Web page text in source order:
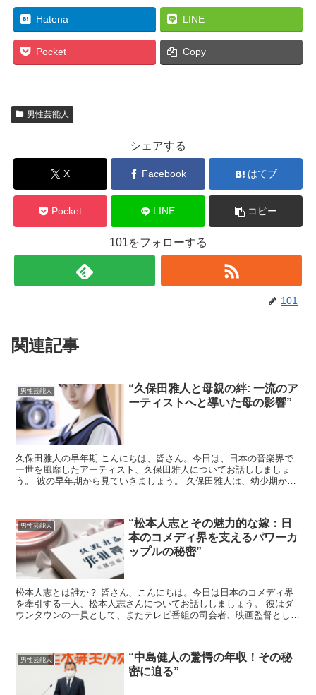
Hatena LINE
Pocket Copy
男性芸能人
シェアする
X Facebook はてブ
Pocket LINE コピー
101をフォローする
101
関連記事
男性芸能人
“久保田雅人と母親の絆: 一流のア
ーティストへと導いた母の影響”
久保田雅人の早年期 こんにちは、皆さん。今日は、日本の音楽界で
一世を風靡したアーティスト、久保田雅人についてお話ししましょ
う。 彼の早年期から見ていきましょう。 久保田雅人は、幼少期から
男性芸能人
“松本人志とその魅力的な嫁：日
本のコメディ界を支えるパワーカ
ップルの秘密”
松本人志とは誰か？ 皆さん、こんにちは。今日は日本のコメディ界
を牽引する一人、松本人志さんについてお話ししましょう。 彼はダ
ウンタウンの一員として、またテレビ番組の司会者、映画監督として
男性芸能人
“中島健人の驚愕の年収！その秘
密に迫る”